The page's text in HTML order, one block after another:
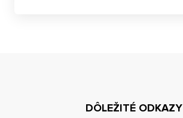
DÔLEŽITÉ ODKAZY